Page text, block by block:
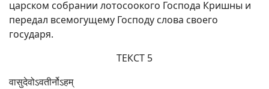
царском собрании лотосоокого Господа Кришны и
передал всемогущему Господу слова своего
государя.
ТЕКСТ 5
वासुदेवोऽवतीर्नोऽहम्